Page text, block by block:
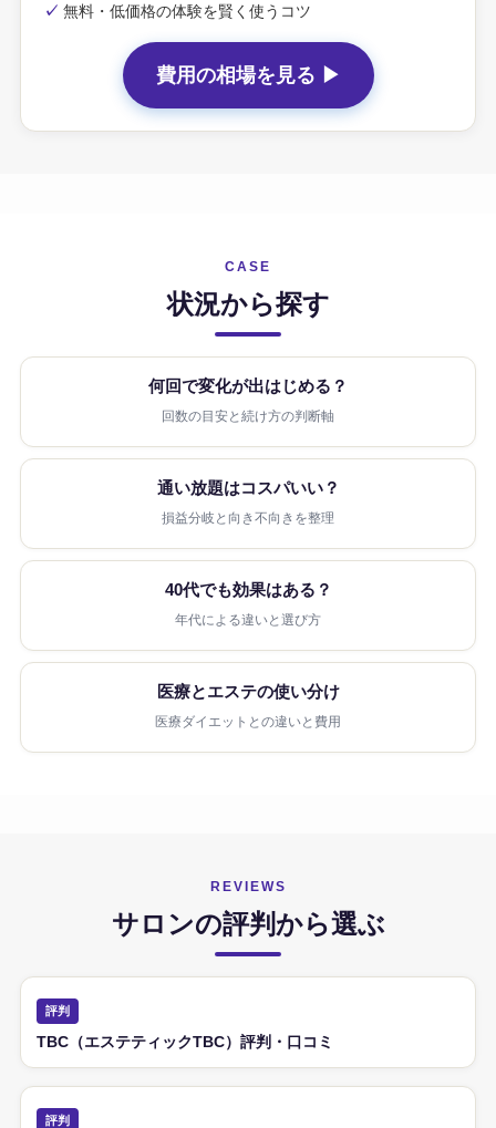
✓ 無料・低価格の体験を賢く使うコツ
費用の相場を見る ▶
CASE
状況から探す
何回で変化が出はじめる？
回数の目安と続け方の判断軸
通い放題はコスパいい？
損益分岐と向き不向きを整理
40代でも効果はある？
年代による違いと選び方
医療とエステの使い分け
医療ダイエットとの違いと費用
REVIEWS
サロンの評判から選ぶ
評判
TBC（エステティックTBC）評判・口コミ
評判